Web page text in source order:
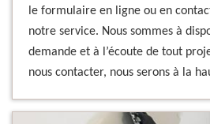
le formulaire en ligne ou en
notre service. Nous sommes à
demande et à l’écoute de tout
nous contacter, nous serons à la